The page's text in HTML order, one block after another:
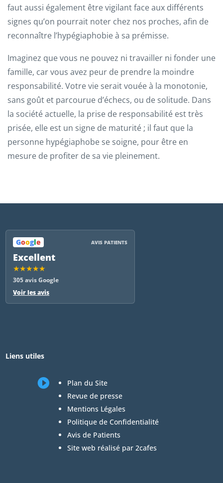
faut aussi également être vigilant face aux différents
signes qu’on pourrait noter chez nos proches, afin de
reconnaître l’hypégiaphobie à sa prémisse.
Imaginez que vous ne pouvez ni travailler ni fonder une
famille, car vous avez peur de prendre la moindre
responsabilité. Votre vie serait vouée à la monotonie,
sans goût et parcourue d’échecs, ou de solitude. Dans
la société actuelle, la prise de responsabilité est très
prisée, elle est un signe de maturité ; il faut que la
personne hypégiaphobe se soigne, pour être en
mesure de profiter de sa vie pleinement.
Google AVIS PATIENTS
Excellent
★★★★★
305 avis Google
Voir les avis
Liens utiles

Plan du Site
Revue de presse
Mentions Légales
Politique de Confidentialité
Avis de Patients
Site web réalisé par 2cafes